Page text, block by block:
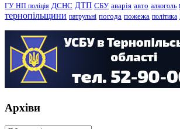
ГУ НП поліція ДСНС ДТП СБУ аварія авто алкоголь
тернопільщини патрульні погода пожежа політика
Архіви